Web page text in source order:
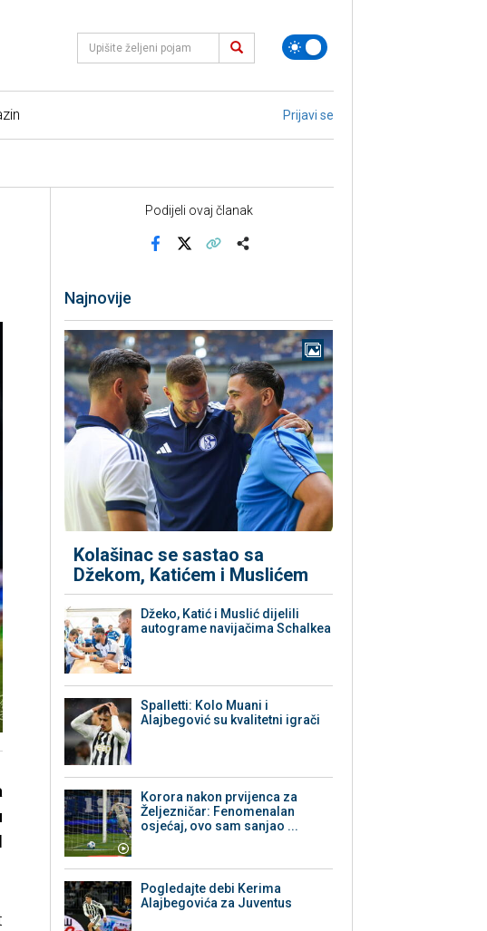
Prijavi se
Podijeli ovaj članak
Najnovije
Kolašinac se sastao sa
Džekom, Katićem i Muslićem
Džeko, Katić i Muslić dijelili
autograme navijačima Schalkea
Spalletti: Kolo Muani i
Alajbegović su kvalitetni igrači
Korora nakon prvijenca za
Željezničar: Fenomenalan
osjećaj, ovo sam sanjao ...
Pogledajte debi Kerima
Alajbegovića za Juventus